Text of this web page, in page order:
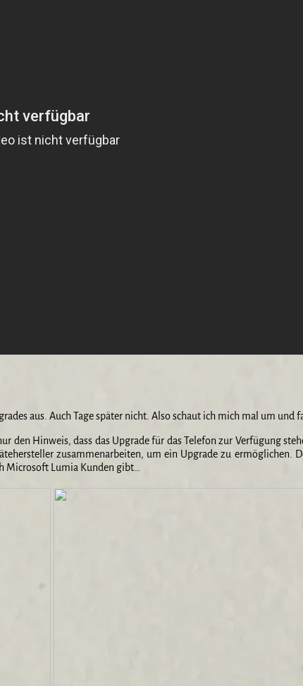
aus. Auch Tage später nicht. Also schaut ich mich mal um und
den Hinweis, dass das Upgrade für das Telefon zur Verfügung
zusammenarbeiten, um ein Upgrade zu ermöglichen.
Microsoft Lumia Kunden gibt…